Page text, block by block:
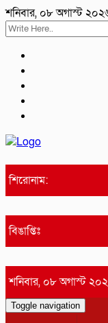
শনিবার, ০৮ অগাস্ট
শিরোনাম:
বিঙাপ্তিঃ
শনিবার, ০৮ অগাস্ট
Toggle navigation